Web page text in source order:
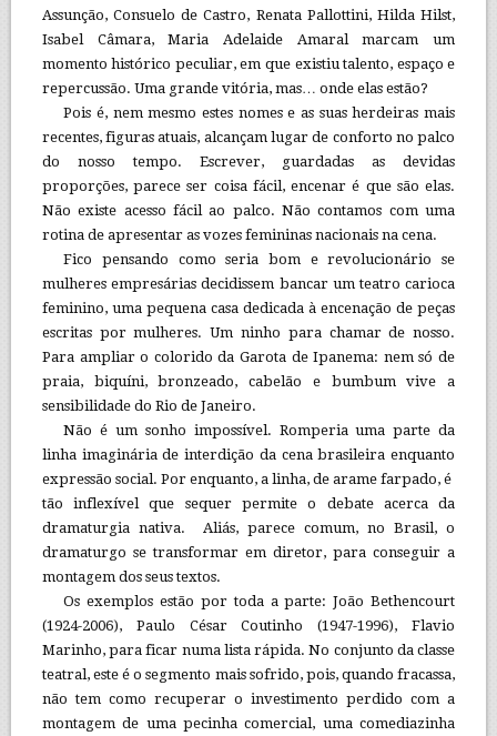
Assunção, Consuelo de Castro, Renata Pallottini, Hilda Hilst,
Isabel Câmara, Maria Adelaide Amaral marcam um
momento histórico peculiar, em que existiu talento, espaço e
repercussão. Uma grande vitória, mas… onde elas estão?
Pois é, nem mesmo estes nomes e as suas herdeiras mais
recentes, figuras atuais, alcançam lugar de conforto no palco
do nosso tempo. Escrever, guardadas as devidas
proporções, parece ser coisa fácil, encenar é que são elas.
Não existe acesso fácil ao palco. Não contamos com uma
rotina de apresentar as vozes femininas nacionais na cena.
Fico pensando como seria bom e revolucionário se
mulheres empresárias decidissem bancar um teatro carioca
feminino, uma pequena casa dedicada à encenação de peças
escritas por mulheres. Um ninho para chamar de nosso.
Para ampliar o colorido da Garota de Ipanema: nem só de
praia, biquíni, bronzeado, cabelão e bumbum vive a
sensibilidade do Rio de Janeiro.
Não é um sonho impossível. Romperia uma parte da
linha imaginária de interdição da cena brasileira enquanto
expressão social. Por enquanto, a linha, de arame farpado, é
tão inflexível que sequer permite o debate acerca da
dramaturgia nativa. Aliás, parece comum, no Brasil, o
dramaturgo se transformar em diretor, para conseguir a
montagem dos seus textos.
Os exemplos estão por toda a parte: João Bethencourt
(1924-2006), Paulo César Coutinho (1947-1996), Flavio
Marinho, para ficar numa lista rápida. No conjunto da classe
teatral, este é o segmento mais sofrido, pois, quando fracassa,
não tem como recuperar o investimento perdido com a
montagem de uma pecinha comercial, uma comediazinha